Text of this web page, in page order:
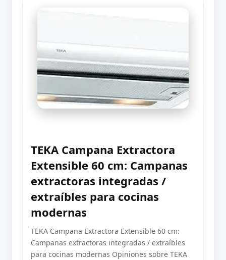
TEKA Campana Extractora
Extensible 60 cm: Campanas
extractoras integradas /
extraíbles para cocinas
modernas
TEKA Campana Extractora Extensible 60 cm:
Campanas extractoras integradas / extraíbles
para cocinas modernas Opiniones sobre TEKA